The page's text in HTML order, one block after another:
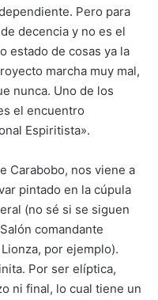
Pero para
decencia y no es el
estado de cosas ya la
marcha muy mal,
nunca. Uno de los
el encuentro
Espiritista».
Carabobo, nos viene a
pintado en la cúpula
(no sé si se siguen
comandante
por ejemplo).
Por ser elíptica,
ni final, lo cual tiene un